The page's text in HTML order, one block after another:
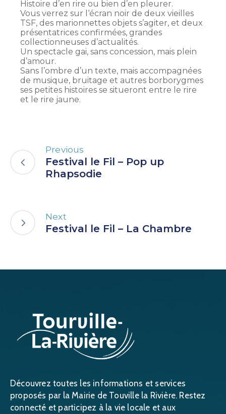
Histoire d’en rire ou bien d’en pleurer.
Vous verrez sur l‘écran noir de deux vieilles
TSF, des marionnettes objets s’agiter, et deux
présentatrices confirmées, grandes
collectionneuses d’actualités.
Un spectacle gai, sans concession, mais plein
d’amour.
Sans l’ombre d’un texte, mais accompagnées
de musique, bruitage et autres borborygmes
ses petites histoires se situeront entre le rire
et le rire jaune.
Previous
Festival le Fil – Pop up
Rhapsodie
Next
Festival le Fil – La Chambre
Découvrez toutes les informations et services
proposés par la Mairie de Touville la Rivière. Restez
connecté et participez à la vie locale et aux